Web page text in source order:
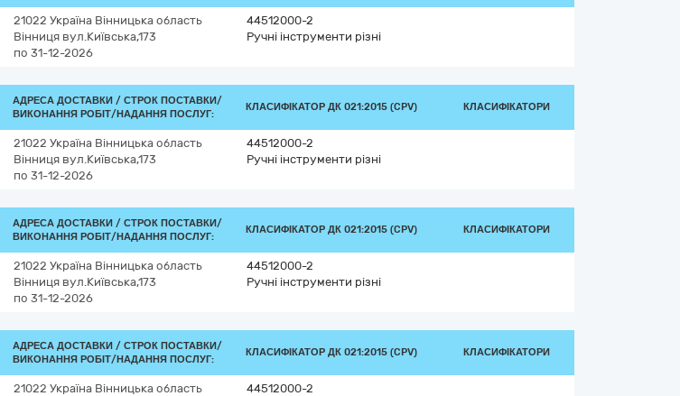
21022 Україна Вінницька область
Вінниця вул.Київська,173
по 31-12-2026
44512000-2
Ручні інструменти різні
АДРЕСА ДОСТАВКИ / СТРОК ПОСТАВКИ/
ВИКОНАННЯ РОБІТ/НАДАННЯ ПОСЛУГ:
КЛАСИФІКАТОР ДК 021:2015 (CPV) КЛАСИФІКАТОРИ
21022 Україна Вінницька область
Вінниця вул.Київська,173
по 31-12-2026
44512000-2
Ручні інструменти різні
АДРЕСА ДОСТАВКИ / СТРОК ПОСТАВКИ/
ВИКОНАННЯ РОБІТ/НАДАННЯ ПОСЛУГ:
КЛАСИФІКАТОР ДК 021:2015 (CPV) КЛАСИФІКАТОРИ
21022 Україна Вінницька область
Вінниця вул.Київська,173
по 31-12-2026
44512000-2
Ручні інструменти різні
АДРЕСА ДОСТАВКИ / СТРОК ПОСТАВКИ/
ВИКОНАННЯ РОБІТ/НАДАННЯ ПОСЛУГ:
КЛАСИФІКАТОР ДК 021:2015 (CPV) КЛАСИФІКАТОРИ
21022 Україна Вінницька область
44512000-2